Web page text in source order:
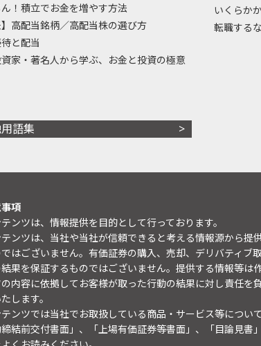
！積立でお金を増やす方法
】高配当銘柄／高配当株の選び方
と配当
家・著名人から学ぶ、お金と投資の極意
いくらか
転職する
語集
項
ンツは、情報提供を目的として行っております。
ンツは、当社や当社が信頼できると考える情報源から
はございません。有価証券の購入、売却、デリバティ
果を保証するものではございません。提供する情報等
内容に依拠してお客様が取った行動の結果に対し責任
します。
ンツでは当社でお取扱している商品・サービス等につ
締結前交付書面」、「上場有価証券等書面」、「目論見